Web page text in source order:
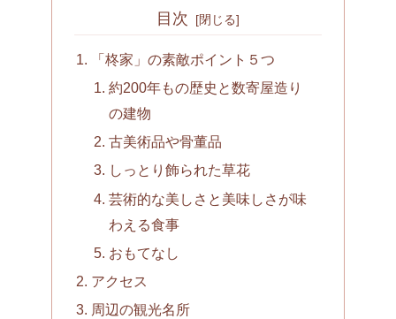
目次
「柊家」の素敵ポイント５つ
約200年もの歴史と数寄屋造り
の建物
古美術品や骨董品
しっとり飾られた草花
芸術的な美しさと美味しさが味
わえる食事
おもてなし
アクセス
周辺の観光名所